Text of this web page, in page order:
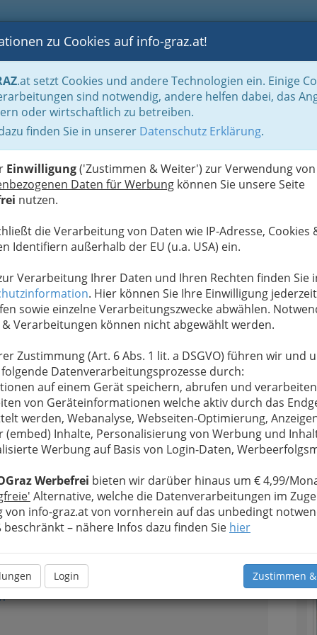
BLOGS FOTOS GASTRONOMIE BRANCHEN
zu Cookies auf info-graz.at!
.at setzt Cookies und andere Technologien ein. Einige
sind notwendig, andere helfen dabei, das
oder wirtschaftlich zu betreiben.
finden Sie in unserer Datenschutz Erklärung.
Einwilligung('Zustimmen & Weiter') zur Verwendung von
Daten für Werbung können Sie unsere Seite
nutzen.
die Verarbeitung von Daten wie IP-Adresse, Cookies
Identifiern außerhalb der EU (u.a. USA) ein.
Verarbeitung Ihrer Daten und Ihren Rechten finden Sie
. Hier können Sie Ihre Einwilligung jederzeit
sowie einzelne Verarbeitungszwecke abwählen.
& Verarbeitungen können nicht abgewählt werden.
Zustimmung (Art. 6 Abs. 1 lit. a DSGVO) führen wir und
Datenverarbeitungsprozesse durch:
auf einem Gerät speichern, abrufen und
von Geräteinformationen welche aktiv durch das
werden, Webanalyse, Webseiten-Optimierung,
(embed) Inhalte, Personalisierung von Werbung und
Werbung auf Basis von Login-Daten,
Werbefrei bieten wir darüber hinaus um € 4,99/
Alternative, welche die Datenverarbeitungen im
von info-graz.at von vornherein auf das unbedingt
beschränkt – nähere Infos dazu finden Sie hier
Login Zustimmen
am Wochenende
Öffnungszeiten
2
Tal